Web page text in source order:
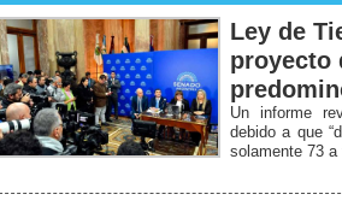
Ley de
proyecto
Un informe
debido a que
solamente 73 a